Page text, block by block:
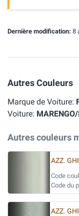
Dernière modification: 8
Autres Couleurs
Marque de Voiture:
Voiture:
Autres couleurs
AZZ.
Code
Code du
AZZ.